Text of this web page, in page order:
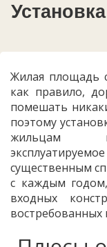
Жилая площадь
как правило,
помешать
поэтому
жильцам
существенным
с каждым
входных
востребованных